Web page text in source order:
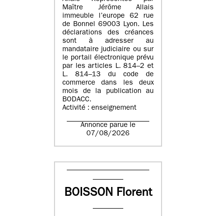
Maître Jérôme Allais
immeuble l’europe 62 rue
de Bonnel 69003 Lyon. Les
déclarations des créances
sont à adresser au
mandataire judiciaire ou sur
le portail électronique prévu
par les articles L. 814–2 et
L. 814–13 du code de
commerce dans les deux
mois de la publication au
BODACC.
Activité : enseignement
Annonce parue le
07/08/2026
BOISSON Florent